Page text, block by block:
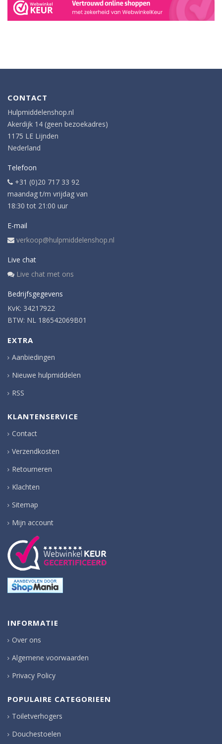
CONTACT
Hulpmiddelenshop.nl
Akerdijk 14 (geen bezoekadres)
1175 LE Lijnden
Nederland
Telefoon
+31 (0)20 717 33 92
maandag t/m vrijdag van
18:30 tot 21:00 uur
E-mail
verkoop@hulpmiddelenshop.nl
Live chat
Live chat met ons
Bedrijfsgegevens
KvK: 34217922
BTW: NL 186542069B01
EXTRA
Aanbiedingen
Nieuwe hulpmiddelen
RSS
KLANTENSERVICE
Contact
Verzendkosten
Retourneren
Klachten
Sitemap
Mijn account
INFORMATIE
Over ons
Algemene voorwaarden
Privacy Policy
POPULAIRE CATEGORIEEN
Toiletverhogers
Douchestoelen